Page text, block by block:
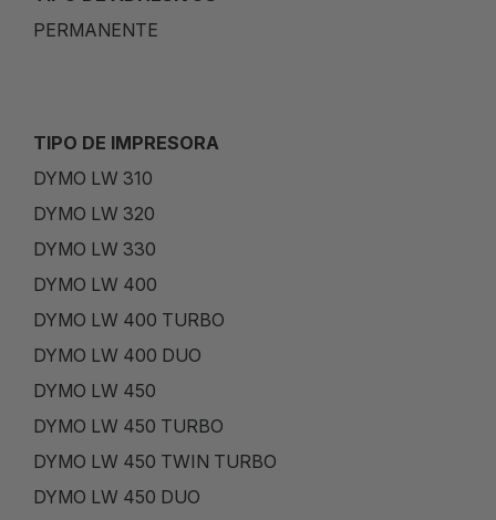
PERMANENTE
TIPO DE IMPRESORA
DYMO LW 310
DYMO LW 320
DYMO LW 330
DYMO LW 400
DYMO LW 400 TURBO
DYMO LW 400 DUO
DYMO LW 450
DYMO LW 450 TURBO
DYMO LW 450 TWIN TURBO
DYMO LW 450 DUO